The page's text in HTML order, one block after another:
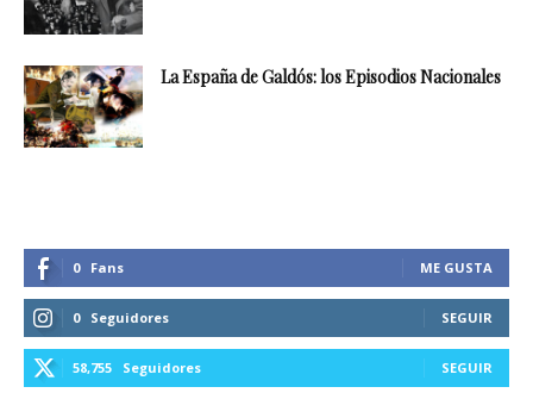
La España de Galdós: los Episodios Nacionales
0 Fans ME GUSTA
0 Seguidores SEGUIR
58,755 Seguidores SEGUIR